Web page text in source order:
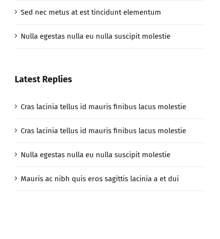
Sed nec metus at est tincidunt elementum
Nulla egestas nulla eu nulla suscipit molestie
Latest Replies
Cras lacinia tellus id mauris finibus lacus molestie
Cras lacinia tellus id mauris finibus lacus molestie
Nulla egestas nulla eu nulla suscipit molestie
Mauris ac nibh quis eros sagittis lacinia a et dui